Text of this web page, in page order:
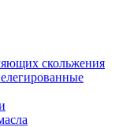
скольжения